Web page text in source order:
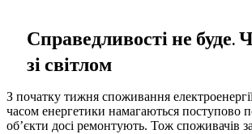
Справедливості не буде.
зі світлом
З початку тижня споживання
часом енергетики намагаються поступово
об’єкти досі ремонтують. Тож споживачів